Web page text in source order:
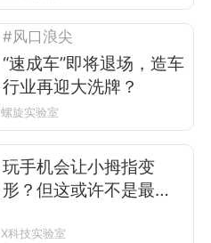
#风口浪尖
“速成车”即将退场，造车
行业再迎大洗牌？
螺旋实验室
玩手机会让小拇指变
形？但这或许不是最可
X科技实验室